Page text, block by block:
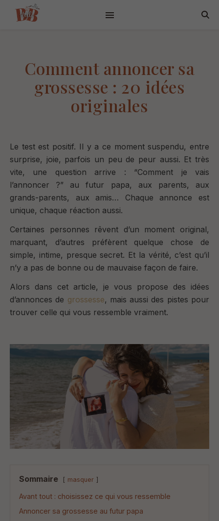
Comment annoncer sa
grossesse : 20 idées
originales
Le test est positif. Il y a ce moment suspendu, entre
surprise, joie, parfois un peu de peur aussi. Et très
vite, une question arrive : “Comment je vais
l’annoncer ?” au futur papa, aux parents, aux
grands-parents, aux amis… Chaque annonce est
unique, chaque réaction aussi.
Certaines personnes rêvent d’un moment original,
marquant, d’autres préfèrent quelque chose de
simple, intime, presque secret. Et la vérité, c’est qu’il
n’y a pas de bonne ou de mauvaise façon de faire.
Alors dans cet article, je vous propose des idées
d’annonces de grossesse, mais aussi des pistes pour
trouver celle qui vous ressemble vraiment.
Sommaire masquer
Avant tout : choisissez ce qui vous ressemble
Annoncer sa grossesse au futur papa